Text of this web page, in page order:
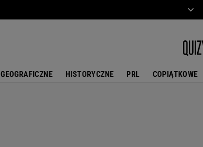
GEOGRAFICZNE HISTORYCZNE PRL COPIĄTKOWE